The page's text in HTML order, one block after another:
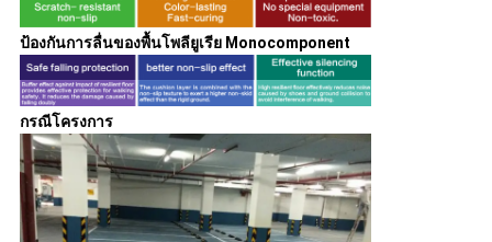
ป้องกันการลื่นของพื้นโพลียูเรีย Monocomponent
กรณีโครงการ